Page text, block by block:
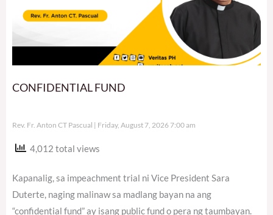
CONFIDENTIAL FUND
Rev. Fr. Anton CT Pascual Friday, August 7, 2026 7:00 am
4,012 total views
Kapanalig, sa impeachment trial ni Vice President Sara
Duterte, naging malinaw sa madlang bayan na ang
“confidential fund” ay isang public fund o pera ng taumbayan.